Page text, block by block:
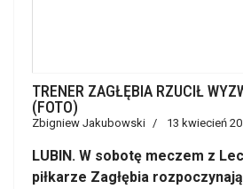
TRENER ZAGŁĘBIA RZUCIŁ
(FOTO)
Zbigniew Jakubowski 13 kwiecień
LUBIN. W sobotę meczem z
piłkarze Zagłębia